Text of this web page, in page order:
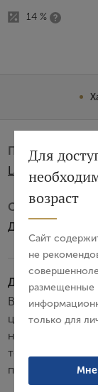
14 %
Вино обладает
цветом,
нотками. В
тона темных
послевкусие с
Производитель:
La Rural Vinedos
Субзона:
Долина Уко
Для
возраст
Сайт
не
размещенные
только для
Мне
Вход
Пароль